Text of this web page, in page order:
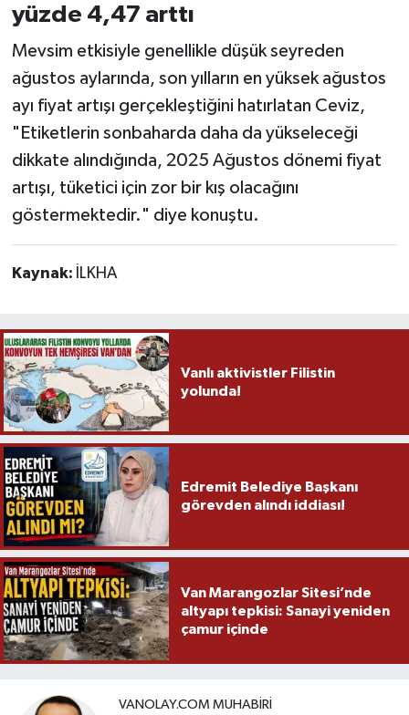
yüzde 4,47 arttı
Mevsim etkisiyle genellikle düşük seyreden
ağustos aylarında, son yılların en yüksek ağustos
ayı fiyat artışı gerçekleştiğini hatırlatan Ceviz,
"Etiketlerin sonbaharda daha da yükseleceği
dikkate alındığında, 2025 Ağustos dönemi fiyat
artışı, tüketici için zor bir kış olacağını
göstermektedir." diye konuştu.
Kaynak: İLKHA
Vanlı aktivistler Filistin
yolunda!
Edremit Belediye Başkanı
görevden alındı iddiası!
Van Marangozlar Sitesi’nde
altyapı tepkisi: Sanayi yeniden
çamur içinde
VANOLAY.COM MUHABIRI